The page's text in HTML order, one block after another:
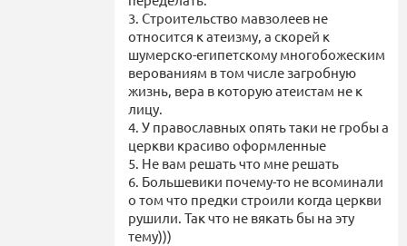
3. Строительство мавзолеев не
относится к атеизму, а скорей к
шумерско-египетскому многобожеским
верованиям в том числе загробную
жизнь, вера в которую атеистам не к
лицу.
4. У православных опять таки не гробы а
церкви красиво оформленные
5. Не вам решать что мне решать
6. Большевики почему-то не всоминали
о том что предки строили когда церкви
рушили. Так что не вякать бы на эту
тему)))